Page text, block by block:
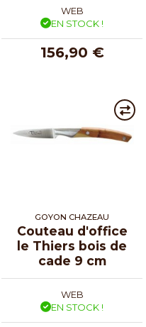
WEB
EN STOCK !
156,90 €
GOYON CHAZEAU
Couteau d'office
le Thiers bois de
cade 9 cm
WEB
EN STOCK !